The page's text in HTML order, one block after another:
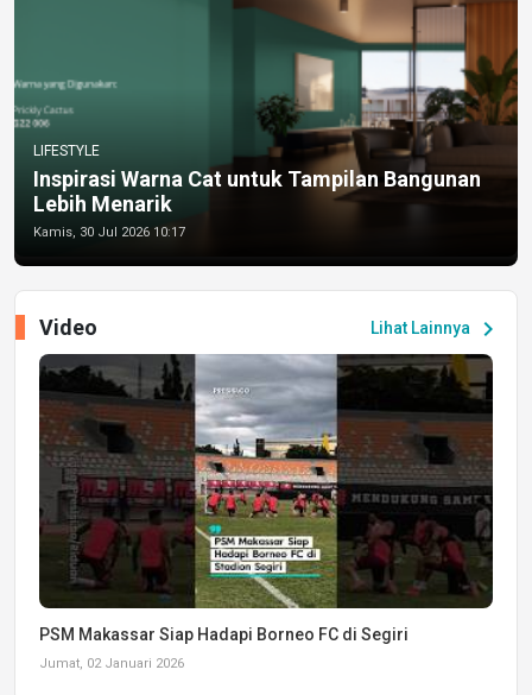
LIFESTYLE
Inspirasi Warna Cat untuk Tampilan Bangunan
Lebih Menarik
Kamis, 30 Jul 2026 10:17
Lihat Lainnya chevron_right
Video
PSM Makassar Siap Hadapi Borneo FC di Segiri
Jumat, 02 Januari 2026